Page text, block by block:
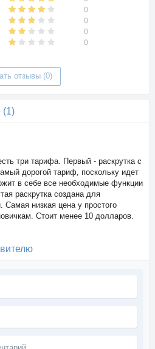
0
0
0
0
отзывы (0)
(1)
три тарифа. Первый - раскрутка с
дорогой тариф, поскольку идет
в себе все необходимые функции
раскрутка создана для
Самая низкая цена у простого
Стоит менее 10 долларов.